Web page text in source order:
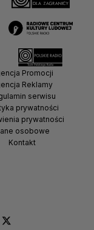
Promocji
Reklamy
serwisu
prywatności
prywatności
osobowe
Kontakt